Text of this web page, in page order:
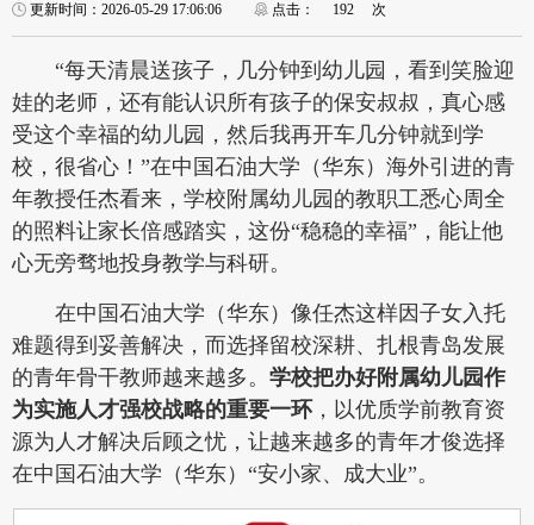
更新时间：2026-05-29 17:06:06 点击： 192 次
“每天清晨送孩子，几分钟到幼儿园，看到笑脸迎
娃的老师，还有能认识所有孩子的保安叔叔，真心感
受这个幸福的幼儿园，然后我再开车几分钟就到学
校，很省心！”在中国石油大学（华东）海外引进的青
年教授任杰看来，学校附属幼儿园的教职工悉心周全
的照料让家长倍感踏实，这份“稳稳的幸福”，能让他
心无旁骛地投身教学与科研。
在中国石油大学（华东）像任杰这样因子女入托
难题得到妥善解决，而选择留校深耕、扎根青岛发展
的青年骨干教师越来越多。 学校把办好附属幼儿园作
为实施人才强校战略的重要一环 ，以优质学前教育资
源为人才解决后顾之忧，让越来越多的青年才俊选择
在中国石油大学（华东）“安小家、成大业”。